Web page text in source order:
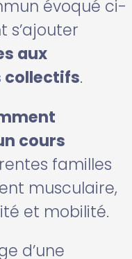
évoqué ci-
s’ajouter
aux
collectifs.
cours
familles
musculaire,
et mobilité.
d’une